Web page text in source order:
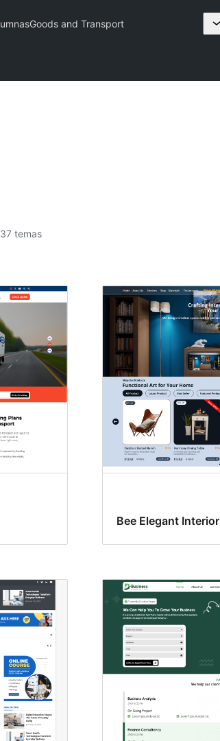
Goods and Transport
temas
Bee Elegant Interior